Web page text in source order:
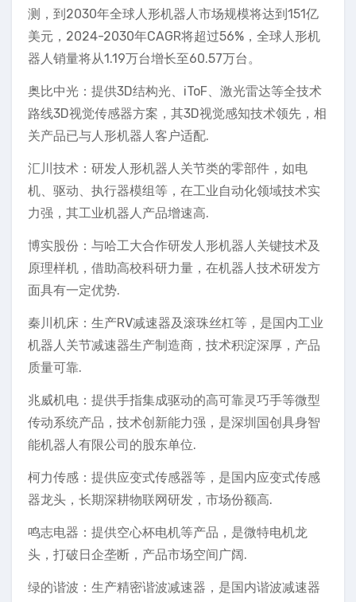
测，到2030年全球人形机器人市场规模将达到151亿
美元，2024-2030年CAGR将超过56%，全球人形机
器人销量将从1.19万台增长至60.57万台。
奥比中光：提供3D结构光、iToF、激光雷达等全技术
路线3D视觉传感器方案，其3D视觉感知技术领先，相
关产品已与人形机器人客户适配.
汇川技术：研发人形机器人关节类的零部件，如电
机、驱动、执行器模组等，在工业自动化领域技术实
力强，其工业机器人产品增速高.
博实股份：与哈工大合作研发人形机器人关键技术及
原理样机，借助高校科研力量，在机器人技术研发方
面具有一定优势.
秦川机床：生产RV减速器及滚珠丝杠等，是国内工业
机器人关节减速器生产制造商，技术积淀深厚，产品
质量可靠.
兆威机电：提供手指集成驱动的高可靠灵巧手等微型
传动系统产品，技术创新能力强，是深圳国创具身智
能机器人有限公司的股东单位.
柯力传感：提供应变式传感器等，是国内应变式传感
器龙头，长期深耕物联网研发，市场份额高.
鸣志电器：提供空心杯电机等产品，是微特电机龙
头，打破日企垄断，产品市场空间广阔.
绿的谐波：生产精密谐波减速器，是国内谐波减速器